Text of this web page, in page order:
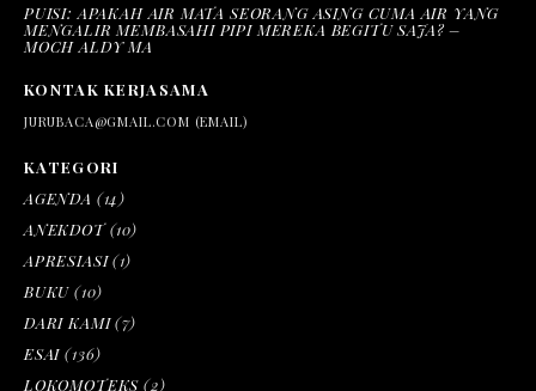
PUISI: APAKAH AIR MATA SEORANG ASING CUMA AIR YANG
MENGALIR MEMBASAHI PIPI MEREKA BEGITU SAJA? –
MOCH ALDY MA
KONTAK KERJASAMA
JURUBACA@GMAIL.COM (EMAIL)
KATEGORI
AGENDA (14)
ANEKDOT(10)
APRESIASI(1)
BUKU (10)
DARI KAMI(7)
ESAI (136)
LOKOMOTEKS (2)